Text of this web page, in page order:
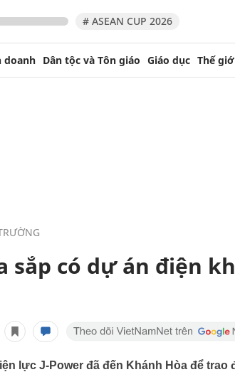
# ASEAN CUP 2026
doanh Dân tộc và Tôn giáo Giáo dục Thế
sắp có dự án điện
lực J-Power đã đến Khánh Hòa để trao